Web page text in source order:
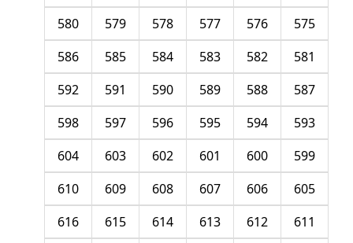
575
576
577
578
579
580
581
582
583
584
585
586
587
588
589
590
591
592
593
594
595
596
597
598
599
600
601
602
603
604
605
606
607
608
609
610
611
612
613
614
615
616